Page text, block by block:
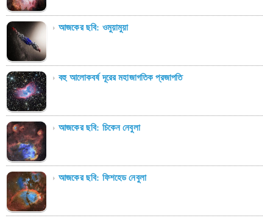
আজকের ছবি: ওমুয়ামুয়া
বহু আলোকবর্ষ দূরের মহাজাগতিক প্রজাপতি
আজকের ছবি: চিকেন নেবুলা
আজকের ছবি: ফিশহেড নেবুলা